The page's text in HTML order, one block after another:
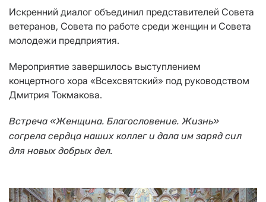
Искренний диалог объединил представителей Совета
ветеранов, Совета по работе среди женщин и Совета
молодежи предприятия.
Мероприятие завершилось выступлением
концертного хора «Всехсвятский» под руководством
Дмитрия Токмакова.
Встреча «Женщина. Благословение. Жизнь»
согрела сердца наших коллег и дала им заряд сил
для новых добрых дел.